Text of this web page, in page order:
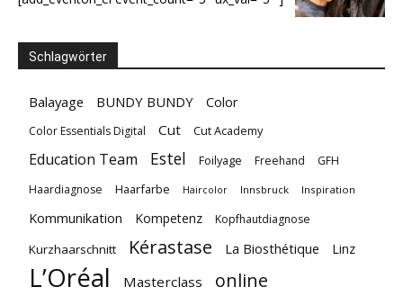
Schlagwörter
Balayage BUNDY BUNDY Color
Color Essentials Digital Cut Cut Academy
Education Team Estel Foilyage Freehand
GFH
Haardiagnose
Haarfarbe Haircolor Innsbruck Inspiration
Kommunikation Kompetenz Kopfhautdiagnose
Kurzhaarschnitt Kérastase La Biosthétique Linz
L’Oréal Masterclass online